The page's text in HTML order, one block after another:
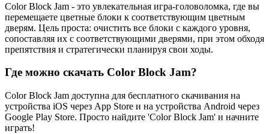
Color Block Jam - это увлекательная игра-головоломка, где вы
перемещаете цветные блоки к соответствующим цветным
дверям. Цель проста: очистить все блоки с каждого уровня,
сопоставляя их с соответствующими дверями, при этом обходя
препятствия и стратегически планируя свои ходы.
Где можно скачать Color Block Jam?
Color Block Jam доступна для бесплатного скачивания на
устройства iOS через App Store и на устройства Android через
Google Play Store. Просто найдите 'Color Block Jam' и начните
играть!